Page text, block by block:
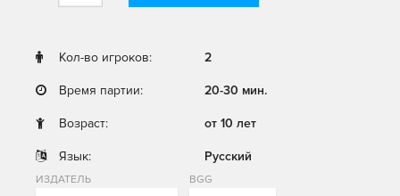
Кол-во игроков: 2
Время партии: 20-30 мин.
Возраст: от 10 лет
Язык: Русский
ИЗДАТЕЛЬ BGG